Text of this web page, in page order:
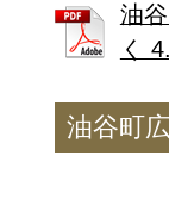
油
く
油谷町